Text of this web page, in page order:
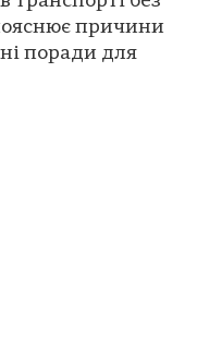
причини
поради для